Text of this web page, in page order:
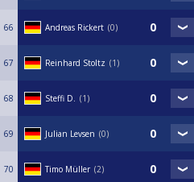
66 Andreas Rickert 0
67 Reinhard Stoltz 1
68 Steffi D. 1
69 Julian Levsen 0
70 Timo Müller 2